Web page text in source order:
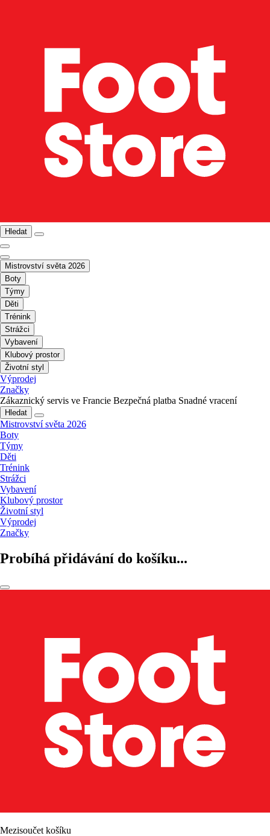
Hledat
Mistrovství světa 2026
Boty
Týmy
Děti
Trénink
Strážci
Vybavení
Klubový prostor
Životní styl
Výprodej
Značky
Zákaznický servis ve Francie Bezpečná platba Snadné vracení
Hledat
Mistrovství světa 2026
Boty
Týmy
Děti
Trénink
Strážci
Vybavení
Klubový prostor
Životní styl
Výprodej
Značky
Probíhá přidávání do košíku...
Mezisoučet košíku